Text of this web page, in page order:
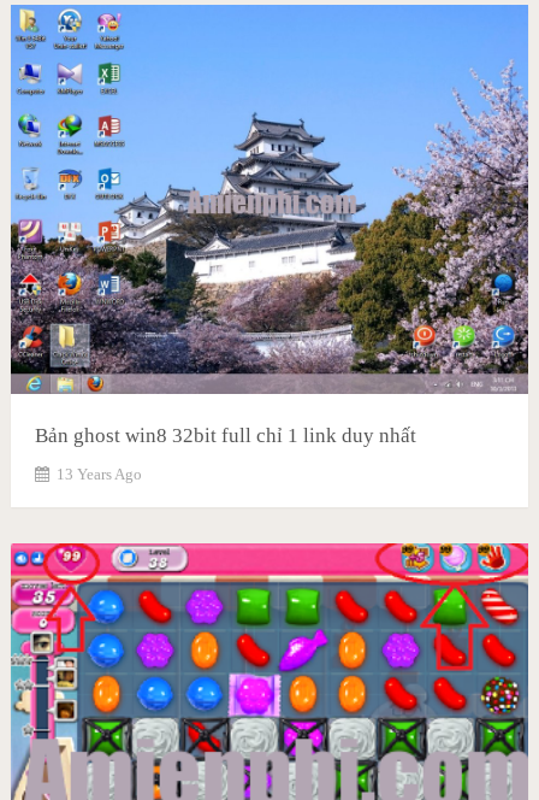
Bản ghost win8 32bit full chỉ 1 link duy nhất
13 Years Ago